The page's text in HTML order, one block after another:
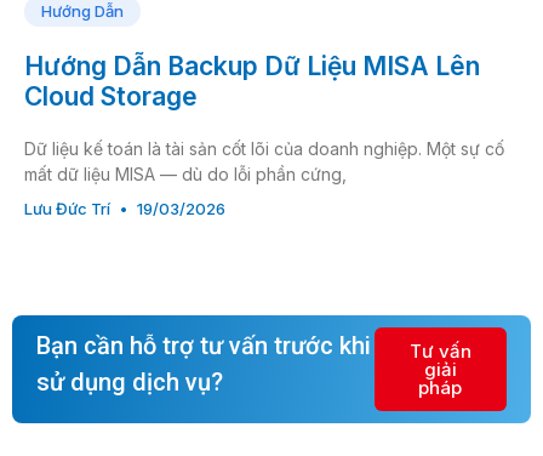
Hướng Dẫn
Hướng Dẫn Backup Dữ Liệu MISA Lên
Cloud Storage
Dữ liệu kế toán là tài sản cốt lõi của doanh nghiệp. Một sự cố
mất dữ liệu MISA — dù do lỗi phần cứng,
Lưu Đức Trí 19/03/2026
Bạn cần hỗ trợ tư vấn trước khi
sử dụng dịch vụ?
Tư vấn
giải
pháp